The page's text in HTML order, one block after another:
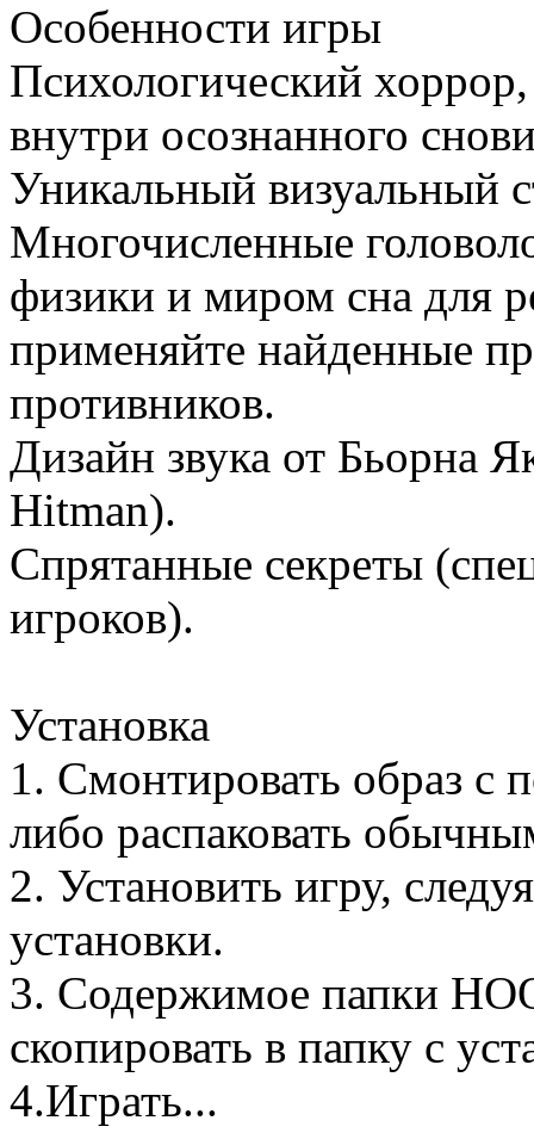
Особенности игры
Психологический
внутри осознанного
Уникальный визуальный
Многочисленные
физики и миром сна для
применяйте найденные
противников.
Дизайн звука от Бьорна
Hitman).
Cпрятанные секреты
игроков).
Установка
1. Смонтировать образ с
либо распаковать
2. Установить игру,
установки.
3. Содержимое папки
скопировать в папку с
4.Играть...